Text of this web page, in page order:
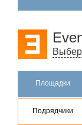
Площадки
Подрядчики